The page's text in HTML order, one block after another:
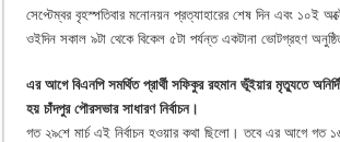
সেপ্টেম্বর বৃহস্পতিবার মনোনয়ন প্রত্যাহারের শেষ দিন এবং ১০ই
ওইদিন সকাল ৯টা থেকে বিকেল ৫টা পর্যন্ত একটানা ভোটগ্রহণ
এর আগে বিএনপি সমর্থিত প্রার্থী সফিকুর রহমান ভূঁইয়ার মৃত্যুতে
হয় চাঁদপুর পৌরসভার সাধারণ নির্বাচন।
গত ২৯শে মার্চ এই নির্বাচন হওয়ার কথা ছিলো। তবে এর আগে গত ১৬ই